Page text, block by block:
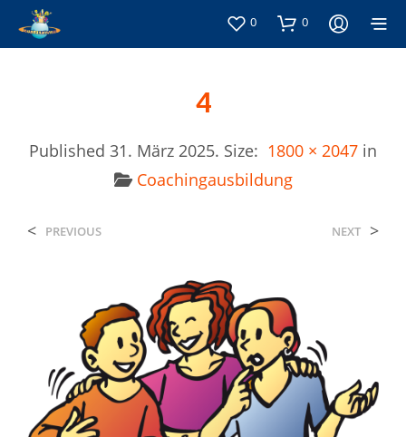
0 0
4
Published 31. März 2025. Size: 1800 × 2047 in
Coachingausbildung
< PREVIOUS NEXT >